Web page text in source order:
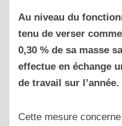
Au niveau du
tenu de verser
0,30 % de sa masse
effectue en échange
de travail sur l’année.
Cette mesure